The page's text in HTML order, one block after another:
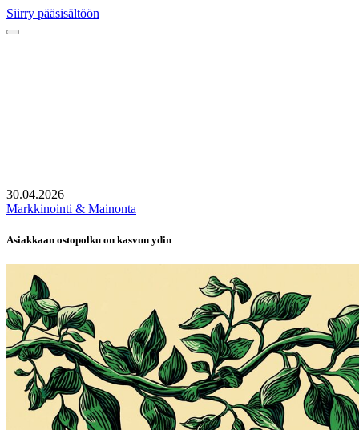
Siirry pääsisältöön
30.04.2026
Markkinointi & Mainonta
Asiakkaan ostopolku on kasvun ydin